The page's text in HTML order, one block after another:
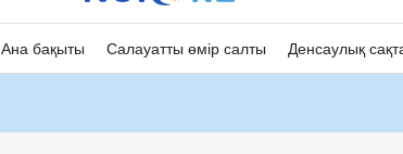
Ана бақыты Салауатты өмір салты Денсаулық